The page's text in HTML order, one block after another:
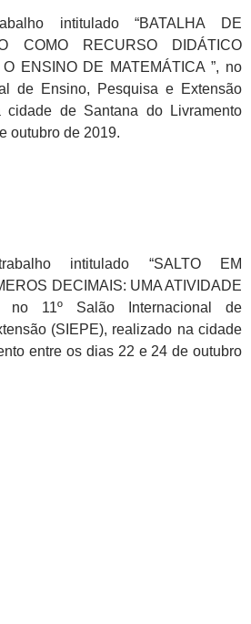
intitulado “BATALHA DE
COMO RECURSO DIDÁTICO
ENSINO DE MATEMÁTICA ”, no
de Ensino, Pesquisa e Extensão
cidade de Santana do Livramento
outubro de 2019.
intitulado “SALTO EM
DECIMAIS: UMA ATIVIDADE
no 11º Salão Internacional de
(SIEPE), realizado na cidade
entre os dias 22 e 24 de outubro